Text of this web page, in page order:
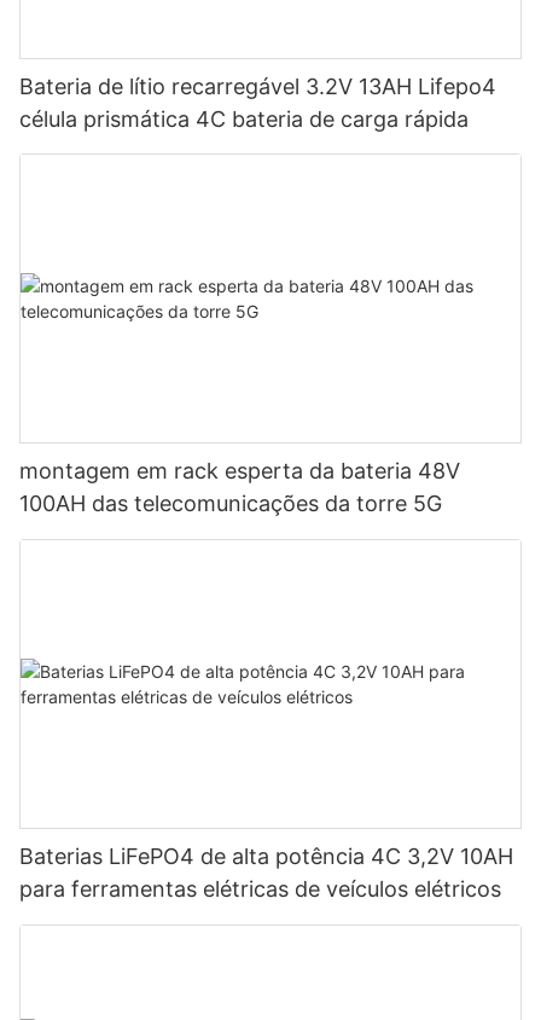
Bateria de lítio recarregável 3.2V 13AH Lifepo4
célula prismática 4C bateria de carga rápida
montagem em rack esperta da bateria 48V
100AH ​​das telecomunicações da torre 5G
Baterias LiFePO4 de alta potência 4C 3,2V 10AH
para ferramentas elétricas de veículos elétricos